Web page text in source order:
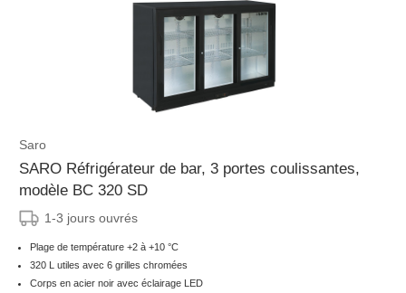
Saro
SARO Réfrigérateur de bar, 3 portes coulissantes,
modèle BC 320 SD
1-3 jours ouvrés
Plage de température +2 à +10 °C
320 L utiles avec 6 grilles chromées
Corps en acier noir avec éclairage LED